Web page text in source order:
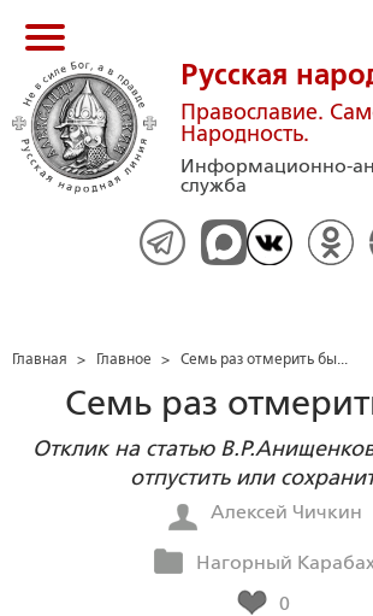
Русская
Православие.
Народность.
Информационно-
служба
Главная > Главное > Семь раз отмерить бы...
Семь раз
Отклик на статью
отпустить или
Алексей Чичкин
Нагорный
0